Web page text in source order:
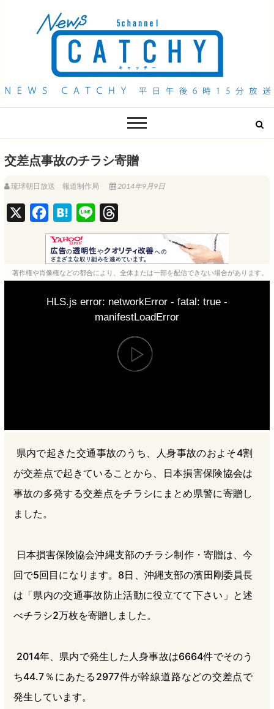
QAB NEWS Headline
交差点事故のチラシ寄贈
琉球朝日放送 報道制作局 2014年9月9日
a
c
e
o
H
a
t
e
a
i
n
e
h
r
e
d
s
著作権や肖像権などの都合により、全体または一部を配信できない場合があります。
HLS.js error: networkError - fatal: true -
manifestLoadError
県内で起きた交通事故のうち、人身事故のおよそ4割
が交差点で起きていることから、日本損害保険協会は
事故の多発する交差点をチラシにまとめ県警に寄贈し
ました。
日本損害保険協会沖縄支部のチラシ制作・寄贈は、今
回で5回目になります。8日、沖縄支部の濱田剛委員長
は「県内の交通事故防止活動に役立てて下さい」と述
べチラシ2万枚を寄贈しました。
2014年、県内で発生した人身事故は6664件でそのう
ち44.7％にあたる2977件が幹線道路などの交差点で
発生しています。